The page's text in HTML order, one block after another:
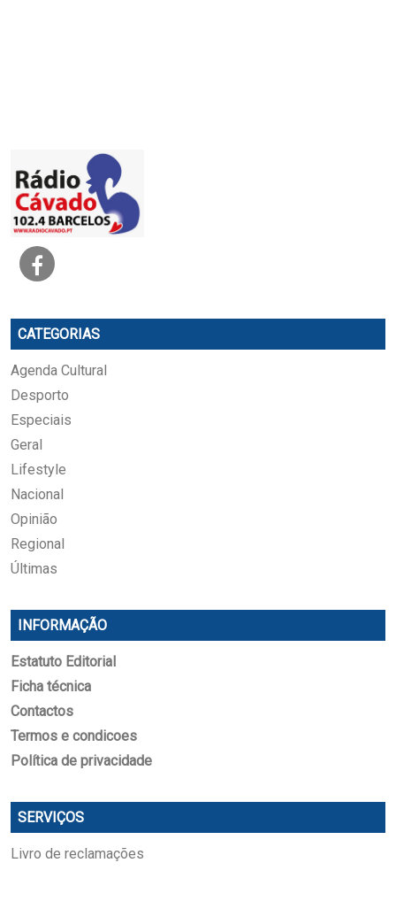
CATEGORIAS
Agenda Cultural
Desporto
Especiais
Geral
Lifestyle
Nacional
Opinião
Regional
Últimas
INFORMAÇÃO
Estatuto Editorial
Ficha técnica
Contactos
Termos e condicoes
Política de privacidade
SERVIÇOS
Livro de reclamações